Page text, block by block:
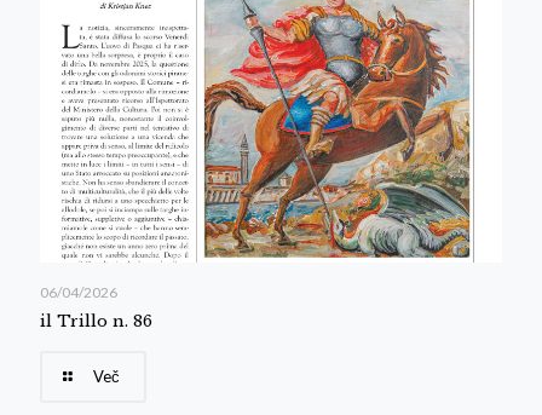
06/04/2026
il Trillo n. 86
Več